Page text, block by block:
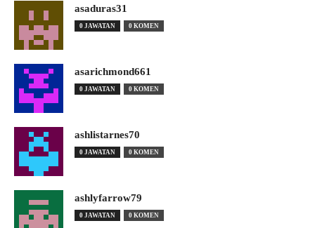
asaduras31
0 JAWATAN 0 KOMEN
asarichmond661
0 JAWATAN 0 KOMEN
ashlistarnes70
0 JAWATAN 0 KOMEN
ashlyfarrow79
0 JAWATAN 0 KOMEN